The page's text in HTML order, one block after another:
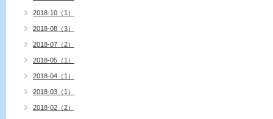
2018-10（1）
2018-08（3）
2018-07（2）
2018-05（1）
2018-04（1）
2018-03（1）
2018-02（2）